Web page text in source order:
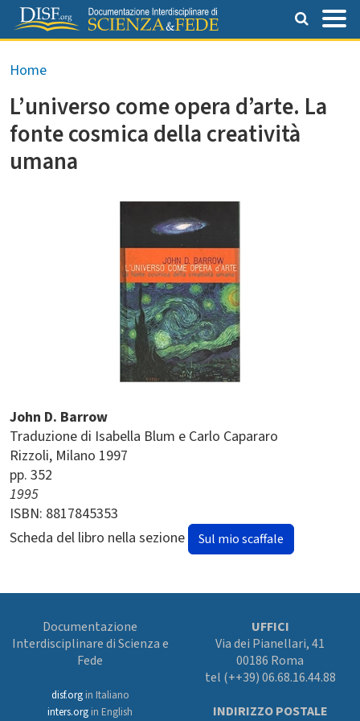
Salta al contenuto principale
Briciole di pane
Home
L’universo come opera d’arte. La
fonte cosmica della creatività
umana
John D. Barrow
Traduzione di Isabella Blum e Carlo Capararo
Rizzoli Milano 1997
pp. 352
1995
ISBN: 8817845353
Scheda del libro nella sezione
Sul mio scaffale
Documentazione
Interdisciplinare di Scienza e
Fede
disf.orgin Italiano
inters.org in English
UFFICI
Via dei Pianellari, 41
00186 Roma
tel (++39) 06.68.16.44.88
INDIRIZZO POSTALE